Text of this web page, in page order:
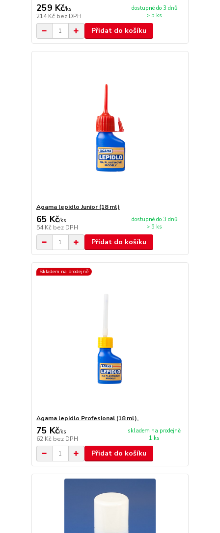
259 Kč/ks
214 Kč bez DPH
dostupné do 3 dnů
> 5 ks
Přidat do košíku
Agama lepidlo Junior (18 ml)
65 Kč/ks
54 Kč bez DPH
dostupné do 3 dnů
> 5 ks
Přidat do košíku
Skladem na prodejně
Agama lepidlo Profesional (18 ml),
75 Kč/ks
62 Kč bez DPH
skladem na prodejně
1 ks
Přidat do košíku